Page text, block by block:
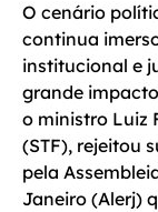
O cenário
continua
institucional e
grande
o ministro Luiz
(STF), rejeitou
pela
Janeiro (Alerj)